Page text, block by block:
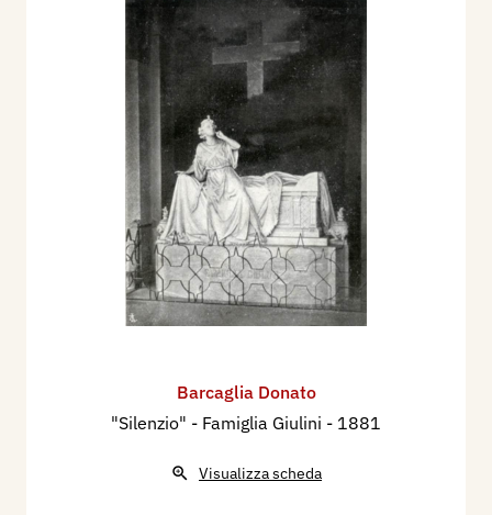
Barcaglia Donato
"Silenzio" - Famiglia Giulini - 1881
Visualizza scheda